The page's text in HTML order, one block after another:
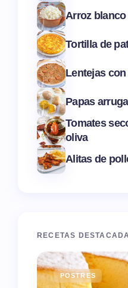
Arroz blanco
Tortilla de
Lentejas
Papas
Tomates
oliva
Alitas de
RECETAS
POSTRES